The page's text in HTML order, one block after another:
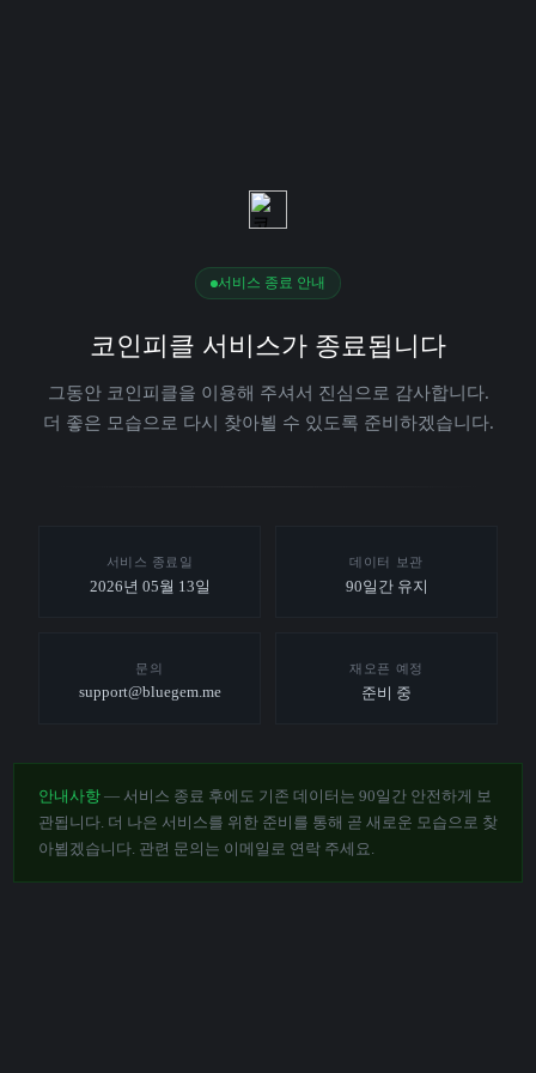
서비스 종료 안내
코인피클 서비스가 종료됩니다
그동안 코인피클을 이용해 주셔서 진심으로 감사합니다.
더 좋은 모습으로 다시 찾아뵐 수 있도록 준비하겠습니다.
서비스 종료일
2026년 05월 13일
데이터 보관
90일간 유지
문의
support@bluegem.me
재오픈 예정
준비 중
안내사항 — 서비스 종료 후에도 기존 데이터는 90일간 안전하게 보
관됩니다. 더 나은 서비스를 위한 준비를 통해 곧 새로운 모습으로 찾
아뵙겠습니다. 관련 문의는 이메일로 연락 주세요.